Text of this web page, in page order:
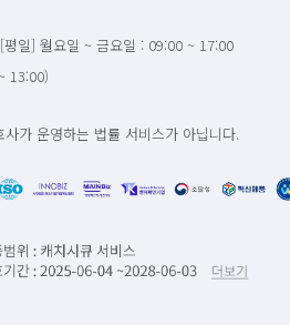
일] 월요일 ~ 금요일 : 09:00 ~ 17:00
13:00)
가 운영하는 법률 서비스가 아닙니다.